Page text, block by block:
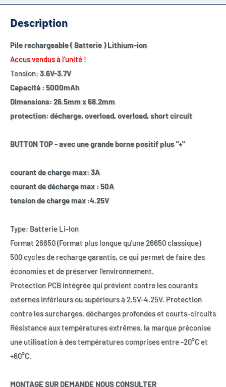
Description
Pile rechargeable ( Batterie ) Lithium-ion
Accus vendus à l'unité !
Tension: 3.6V-3.7V
Capacité : 5000mAh
Dimensions: 26.5mm x 68.2mm
protection: décharge, overload, overload, short circuit
BUTTON TOP - avec une grande borne positif plus "+"
courant de charge max: 3A
courant de décharge max : 50A
tension de charge max :4.25V
Type: Batterie Li-Ion
Format 26650 (Format plus longue qu'une 26650 classique)
500 cycles de recharge garantis, ce qui permet de faire des
économies et de préserver l’environnement.
Protection PCB intégrée qui prévient contre les courants
externes inférieurs ou supérieurs à 2.5V-4.25V. Protection
contre les surcharges, décharges profondes et courts-circuits
Résistance aux températures extrêmes. la marque préconise
une utilisation à des températures comprises entre -20°C et
+60°C.
MONTAGE SUR DEMANDE NOUS CONSULTER